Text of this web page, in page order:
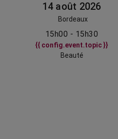
14 août 2026
Bordeaux
15h00 - 15h30
{{ config.event.topic }}
Beauté